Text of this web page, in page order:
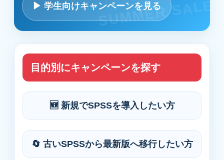
▶ 学生向けキャンペーンを見る
目的別にキャンペーンを探す
🆕 新規でSPSSを導入したい方
🔄 古いSPSSから最新版へ移行したい方